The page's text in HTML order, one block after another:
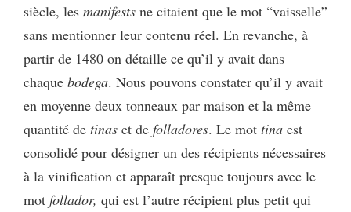
siècle, les manifests ne citaient que le mot “vaisselle”
sans mentionner leur contenu réel. En revanche, à
partir de 1480 on détaille ce qu’il y avait dans
chaque bodega. Nous pouvons constater qu’il y avait
en moyenne deux tonneaux par maison et la même
quantité de tinas et de folladores. Le mot tina est
consolidé pour désigner un des récipients nécessaires
à la vinification et apparaît presque toujours avec le
mot follador, qui est l’autre récipient plus petit qui